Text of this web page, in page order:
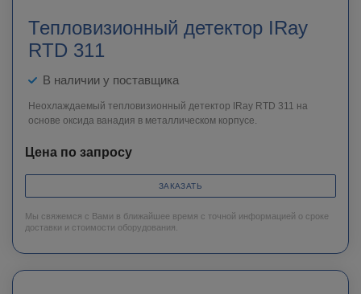
Тепловизионный детектор IRay
RTD 311
В наличии у поставщика
Неохлаждаемый тепловизионный детектор IRay RTD 311 на
основе оксида ванадия в металлическом корпусе.
Цена по запросу
ЗАКАЗАТЬ
Мы свяжемся с Вами в ближайшее время с точной информацией о сроке
доставки и стоимости оборудования.